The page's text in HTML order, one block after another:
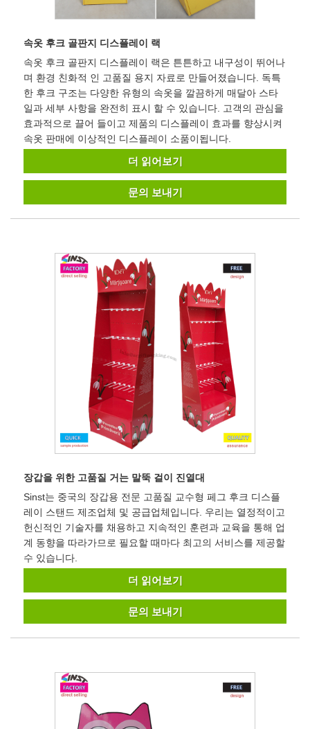
속옷 후크 골판지 디스플레이 랙
속옷 후크 골판지 디스플레이 랙은 튼튼하고 내구성이 뛰어나
며 환경 친화적 인 고품질 용지 자료로 만들어졌습니다. 독특
한 후크 구조는 다양한 유형의 속옷을 깔끔하게 매달아 스타
일과 세부 사항을 완전히 표시 할 수 있습니다. 고객의 관심을
효과적으로 끌어 들이고 제품의 디스플레이 효과를 향상시켜
속옷 판매에 이상적인 디스플레이 소품이됩니다.
더 읽어보기
문의 보내기
장갑을 위한 고품질 거는 말뚝 걸이 진열대
Sinst는 중국의 장갑용 전문 고품질 교수형 페그 후크 디스플
레이 스탠드 제조업체 및 공급업체입니다. 우리는 열정적이고
헌신적인 기술자를 채용하고 지속적인 훈련과 교육을 통해 업
계 동향을 따라가므로 필요할 때마다 최고의 서비스를 제공할
수 있습니다.
더 읽어보기
문의 보내기